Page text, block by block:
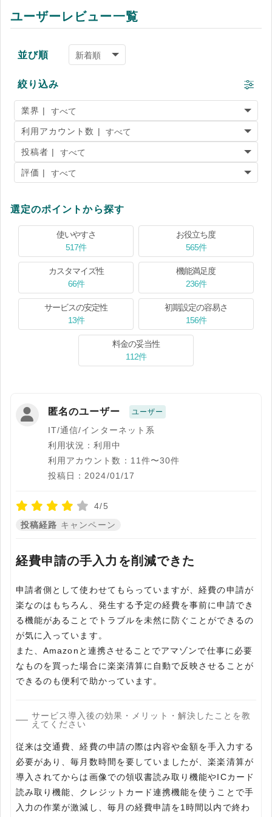
ユーザーレビュー一覧
並び順
絞り込み
業界 |
利用アカウント数 |
投稿者 |
評価 |
選定のポイントから探す
使いやすさ
517件
お役立ち度
565件
カスタマイズ性
66件
機能満足度
236件
サービスの安定性
13件
初期設定の容易さ
156件
料金の妥当性
112件
匿名のユーザー ユーザー
IT/通信/インターネット系
利用状況：利用中
利用アカウント数：11件〜30件
投稿日：2024/01/17
4/5
投稿経路 キャンペーン
経費申請の手入力を削減できた
申請者側として使わせてもらっていますが、経費の申請が
楽なのはもちろん、発生する予定の経費を事前に申請でき
る機能があることでトラブルを未然に防ぐことができるの
が気に入っています。
また、Amazonと連携させることでアマゾンで仕事に必要
なものを買った場合に楽楽清算に自動で反映させることが
できるのも便利で助かっています。
サービス導入後の効果・メリット・解決したことを教
えてください
従来は交通費、経費の申請の際は内容や金額を手入力する
必要があり、毎月数時間を要していましたが、楽楽清算が
導入されてからは画像での領収書読み取り機能やICカード
読み取り機能、クレジットカード連携機能を使うことで手
入力の作業が激減し、毎月の経費申請を1時間以内で終わ